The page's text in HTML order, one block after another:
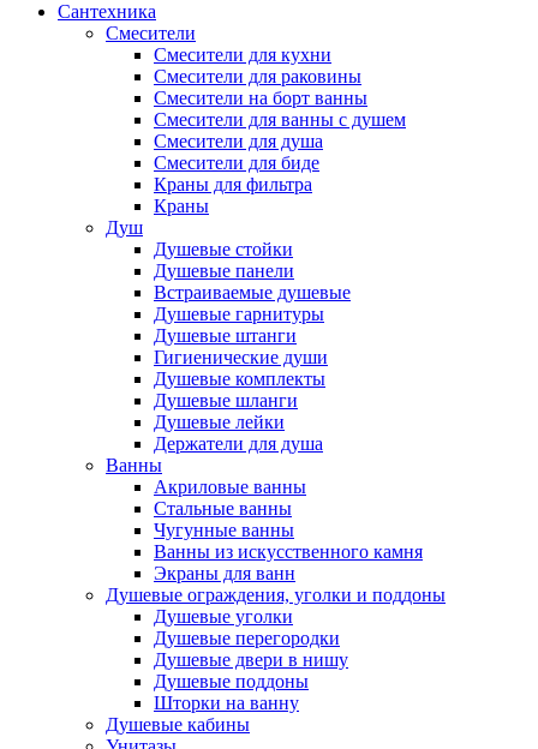
Сантехника
Смесители
Смесители для кухни
Смесители для раковины
Смесители на борт ванны
Смесители для ванны с душем
Смесители для душа
Смесители для биде
Краны для фильтра
Краны
Душ
Душевые стойки
Душевые панели
Встраиваемые душевые
Душевые гарнитуры
Душевые штанги
Гигиенические души
Душевые комплекты
Душевые шланги
Душевые лейки
Держатели для душа
Ванны
Акриловые ванны
Стальные ванны
Чугунные ванны
Ванны из искусственного камня
Экраны для ванн
Душевые ограждения, уголки и поддоны
Душевые уголки
Душевые перегородки
Душевые двери в нишу
Душевые поддоны
Шторки на ванну
Душевые кабины